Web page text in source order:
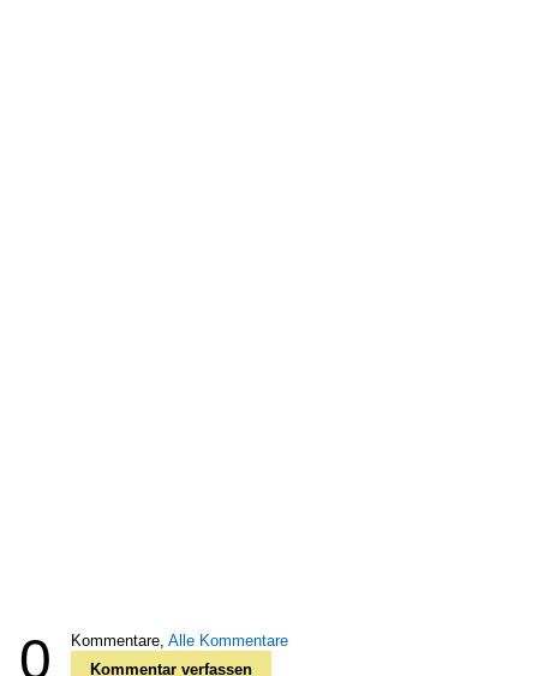
0 Kommentare, Alle Kommentare
Kommentar verfassen